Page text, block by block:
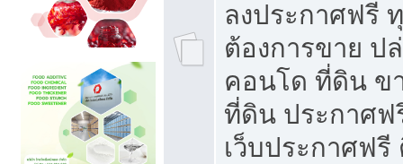
ลงประกาศฟรี
ต้องการขาย ป
คอนโด ที่ดิน ข
ที่ดิน ประกาศฟ
เว็บประกาศฟ